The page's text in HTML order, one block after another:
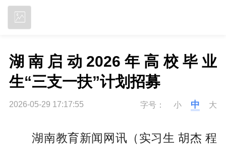
湖南启动2026年高校毕业
生“三支一扶”计划招募
2026-05-29 17:17:55 字号： 小 中 大
湖南教育新闻网讯（实习生 胡杰 程